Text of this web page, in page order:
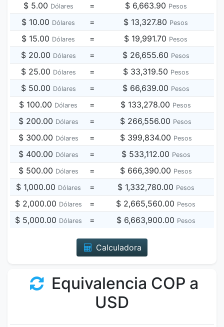
$ 5.00 Dólares = $ 6,663.90 Pesos
$ 10.00 Dólares = $ 13,327.80 Pesos
$ 15.00 Dólares = $ 19,991.70 Pesos
$ 20.00 Dólares = $ 26,655.60 Pesos
$ 25.00 Dólares = $ 33,319.50 Pesos
$ 50.00 Dólares = $ 66,639.00 Pesos
$ 100.00 Dólares = $ 133,278.00 Pesos
$ 200.00 Dólares = $ 266,556.00 Pesos
$ 300.00 Dólares = $ 399,834.00 Pesos
$ 400.00 Dólares = $ 533,112.00 Pesos
$ 500.00 Dólares = $ 666,390.00 Pesos
$ 1,000.00 Dólares = $ 1,332,780.00 Pesos
$ 2,000.00 Dólares = $ 2,665,560.00 Pesos
$ 5,000.00 Dólares = $ 6,663,900.00 Pesos
Calculadora
Equivalencia COP a
USD